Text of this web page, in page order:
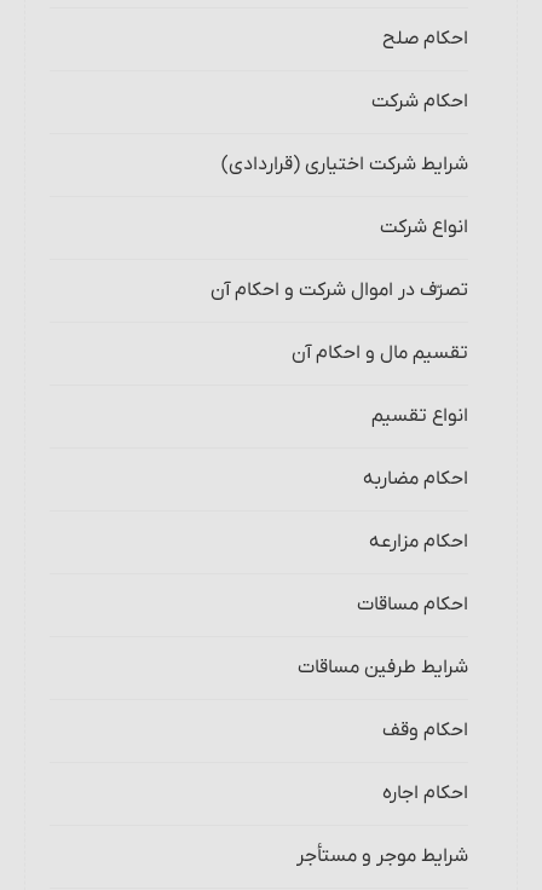
احکام صلح
احکام شرکت
شرایط شرکت اختیاری (قراردادی)
انواع شرکت‏
تصرّف در اموال شرکت و احکام آن
تقسیم مال و احکام آن‏
انواع تقسیم‏
احکام مضاربه‏
احکام مزارعه‏
احکام مساقات‏
شرایط طرفین مساقات
احکام وقف
احکام اجاره‏
شرایط موجر و مستأجر